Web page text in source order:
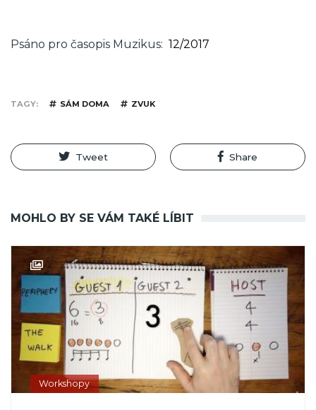
Psáno pro časopis Muzikus 12/2017
TAGY SÁM DOMA ZVUK
Tweet Share
MOHLO BY SE VÁM TAKÉ LÍBIT
Workshopy